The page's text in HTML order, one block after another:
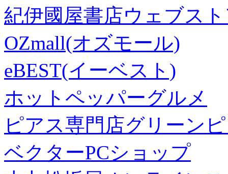
紀伊國屋書店ウェブス
OZmall(オズモール)
eBEST(イーベスト)
ホットペッパーグルメ
ピアス専門店グリーン
ベクターPCショップ